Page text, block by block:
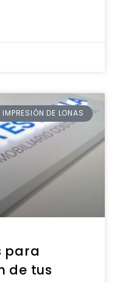
IMPRESIÓN DE LONAS
para
de tus